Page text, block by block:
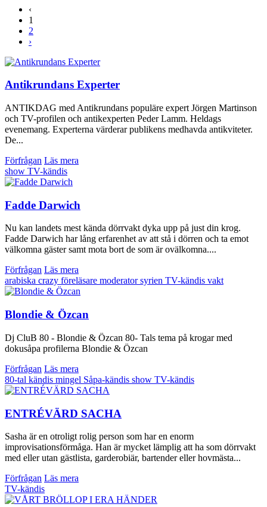
‹
1
2
›
Antikrundans Experter
ANTIKDAG med Antikrundans populäre expert Jörgen Martinson
och TV-profilen och antikexperten Peder Lamm. Heldags
evenemang. Experterna värderar publikens medhavda antikviteter.
De...
Förfrågan Läs mera
show TV-kändis
Fadde Darwich
Nu kan landets mest kända dörrvakt dyka upp på just din krog.
Fadde Darwich har lång erfarenhet av att stå i dörren och ta emot
välkomna gäster samt mota bort de som är ovälkomna....
Förfrågan Läs mera
arabiska crazy föreläsare moderatorsyrien TV-kändis vakt
Blondie & Özcan
Dj CluB 80 - Blondie & Özcan 80- Tals tema på krogar med
dokusåpa profilerna Blondie & Özcan
Förfrågan Läs mera
80-tal kändis mingel Såpa-kändis show TV-kändis
ENTRÉVÄRD SACHA
Sasha är en otroligt rolig person som har en enorm
improvisationsförmåga. Han är mycket lämplig att ha som dörrvakt
med eller utan gästlista, garderobiär, bartender eller hovmästa...
Förfrågan Läs mera
TV-kändis